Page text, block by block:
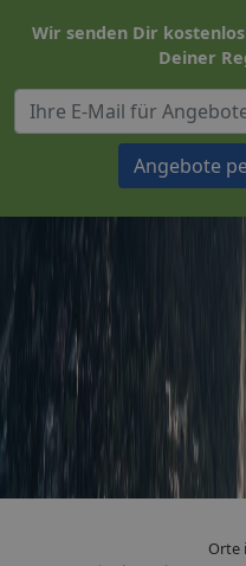
Wir senden Dir
Deiner
Angebote
Orte